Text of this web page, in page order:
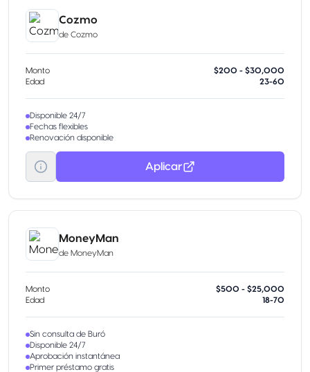
Cozmo
de Cozmo
Monto
$200 - $30,000
Edad
23-60
Disponible 24/7
Fechas flexibles
Renovación disponible
Aplicar
MoneyMan
de MoneyMan
Monto
$500 - $25,000
Edad
18-70
Sin consulta de Buró
Disponible 24/7
Aprobación instantánea
Primer préstamo gratis